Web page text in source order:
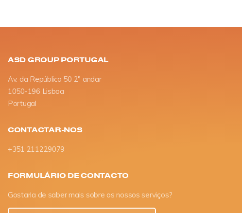
ASD GROUP PORTUGAL
Av. da República 50 2° andar
1050-196 Lisboa
Portugal
CONTACTAR-NOS
+351 211229079
FORMULÁRIO DE CONTACTO
Gostaria de saber mais sobre os nossos serviços?